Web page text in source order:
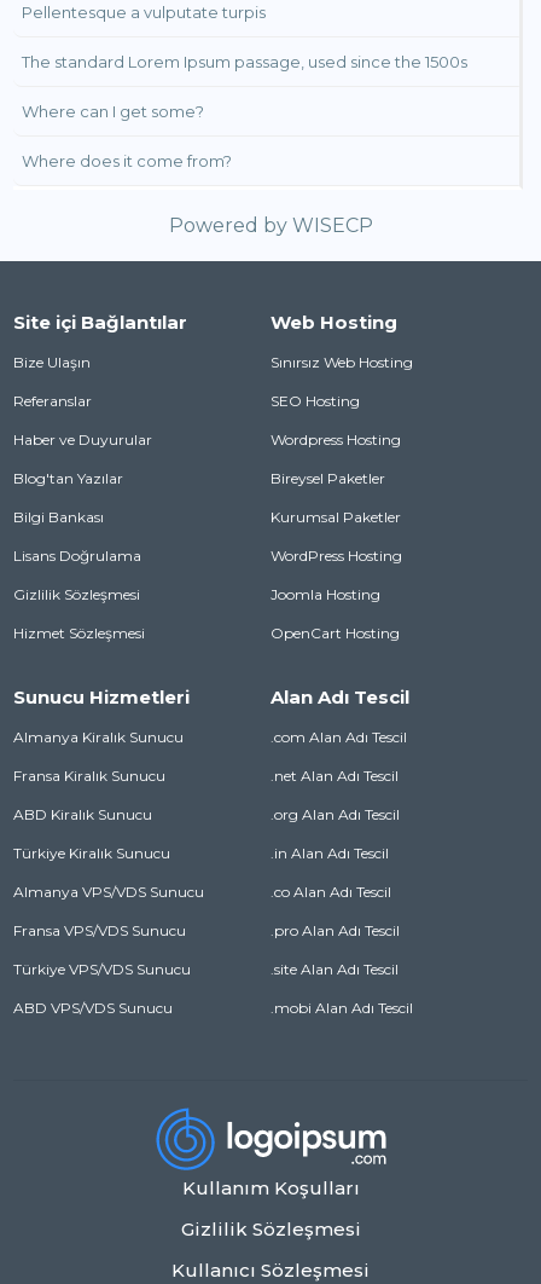
Pellentesque a vulputate turpis
The standard Lorem Ipsum passage, used since the 1500s
Where can I get some?
Where does it come from?
Powered by WISECP
Site içi Bağlantılar
Bize Ulaşın
Referanslar
Haber ve Duyurular
Blog'tan Yazılar
Bilgi Bankası
Lisans Doğrulama
Gizlilik Sözleşmesi
Hizmet Sözleşmesi
Web Hosting
Sınırsız Web Hosting
SEO Hosting
Wordpress Hosting
Bireysel Paketler
Kurumsal Paketler
WordPress Hosting
Joomla Hosting
OpenCart Hosting
Sunucu Hizmetleri
Almanya Kiralık Sunucu
Fransa Kiralık Sunucu
ABD Kiralık Sunucu
Türkiye Kiralık Sunucu
Almanya VPS/VDS Sunucu
Fransa VPS/VDS Sunucu
Türkiye VPS/VDS Sunucu
ABD VPS/VDS Sunucu
Alan Adı Tescil
.com Alan Adı Tescil
.net Alan Adı Tescil
.org Alan Adı Tescil
.in Alan Adı Tescil
.co Alan Adı Tescil
.pro Alan Adı Tescil
.site Alan Adı Tescil
.mobi Alan Adı Tescil
Kullanım Koşulları
Gizlilik Sözleşmesi
Kullanıcı Sözleşmesi